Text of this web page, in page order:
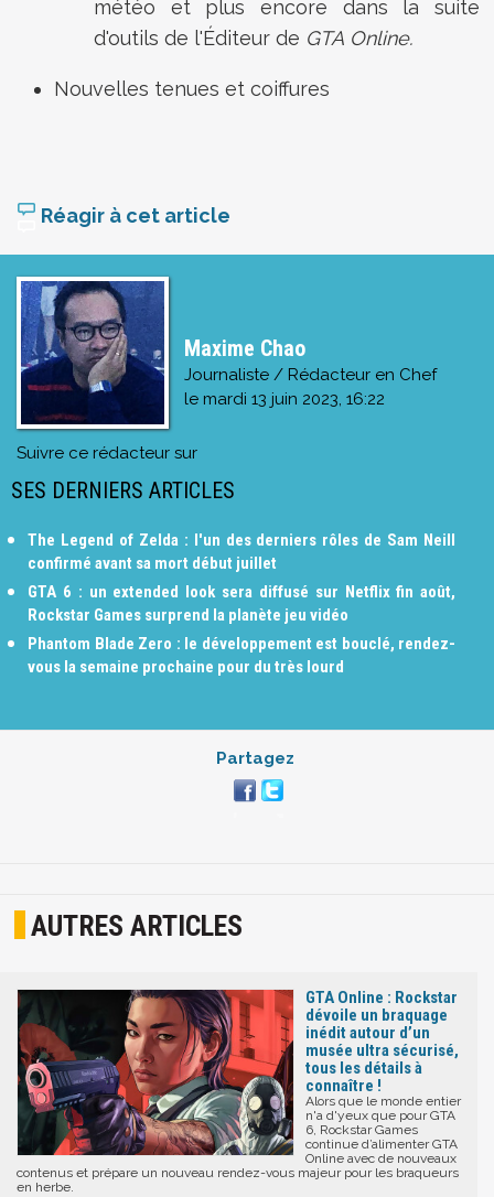
météo et plus encore dans la suite
d'outils de l'Éditeur de GTA Online.
Nouvelles tenues et coiffures
Réagir à cet article
Maxime Chao
Journaliste / Rédacteur en Chef
le mardi 13 juin 2023, 16:22
Suivre ce rédacteur sur
SES DERNIERS ARTICLES
The Legend of Zelda : l'un des derniers rôles de Sam Neill
confirmé avant sa mort début juillet
GTA 6 : un extended look sera diffusé sur Netflix fin août,
Rockstar Games surprend la planète jeu vidéo
Phantom Blade Zero : le développement est bouclé, rendez-
vous la semaine prochaine pour du très lourd
Partagez
AUTRES ARTICLES
GTA Online : Rockstar
dévoile un braquage
inédit autour d’un
musée ultra sécurisé,
tous les détails à
connaître !
Alors que le monde entier
n'a d'yeux que pour GTA
6, Rockstar Games
continue d’alimenter GTA
Online avec de nouveaux
contenus et prépare un nouveau rendez-vous majeur pour les braqueurs
en herbe.